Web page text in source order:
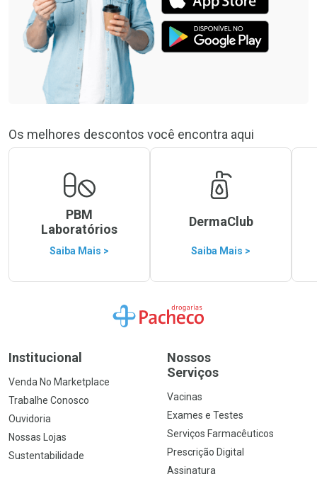
Os melhores descontos você encontra aqui
PBM
Laboratórios
Saiba Mais >
DermaClub
Saiba Mais >
Ir para a Home
Institucional
Venda No Marketplace
Trabalhe Conosco
Ouvidoria
Nossas Lojas
Sustentabilidade
Nossos
Serviços
Vacinas
Exames e Testes
Serviços Farmacêuticos
Prescrição Digital
Assinatura